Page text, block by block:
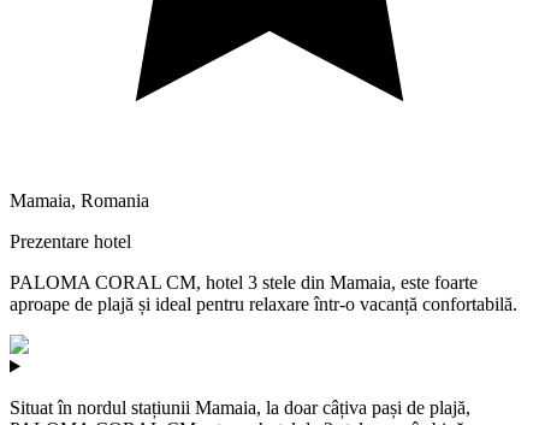
Mamaia, Romania
Prezentare hotel
PALOMA CORAL CM, hotel 3 stele din Mamaia, este foarte
aproape de plajă și ideal pentru relaxare într-o vacanță confortabilă.
Situat în nordul stațiunii Mamaia, la doar câțiva pași de plajă,